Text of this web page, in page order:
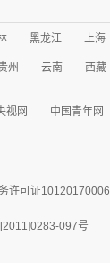
黑龙江 上海
州 云南 西藏
视网 中国青年网
许可证10120170006
097号